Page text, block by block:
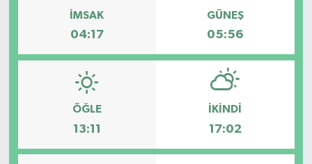
İMSAK
04:17
GÜNEŞ
05:56
ÖĞLE
13:11
İKINDI
17:02
Ekonomi
Foto Galeri
Genel